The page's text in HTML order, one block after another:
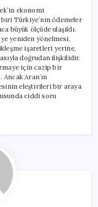
ekonomi
Türkiye’nin ödemeler
büyük ölçüde ulaşıldı.
yeniden yönelmesi,
işaretleri yerine,
doğrudan ilişkilidir.
için cazip bir
Aran’ın
eleştirileri bir araya
ciddi soru